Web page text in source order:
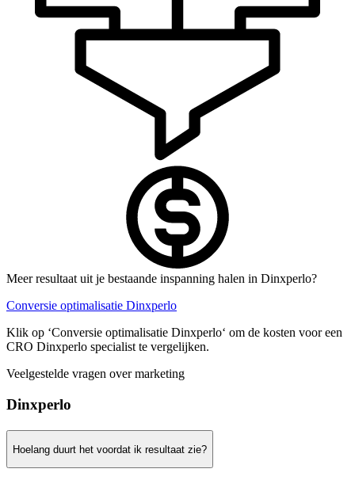
Meer resultaat uit je bestaande inspanning halen in Dinxperlo?
Conversie optimalisatie Dinxperlo
Klik op ‘Conversie optimalisatie Dinxperlo‘ om de kosten voor een
CRO Dinxperlo specialist te vergelijken.
Veelgestelde vragen over marketing
Dinxperlo
Hoelang duurt het voordat ik resultaat zie?